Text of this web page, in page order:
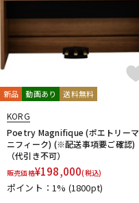
新品 動画あり 送料無料
KORG
Poetry Magnifique (ポエトリーマ
ニフィーク) (※配送事項要ご確認)
（代引き不可）
販売価格¥198,000(税込)
ポイント：1% (1800pt)